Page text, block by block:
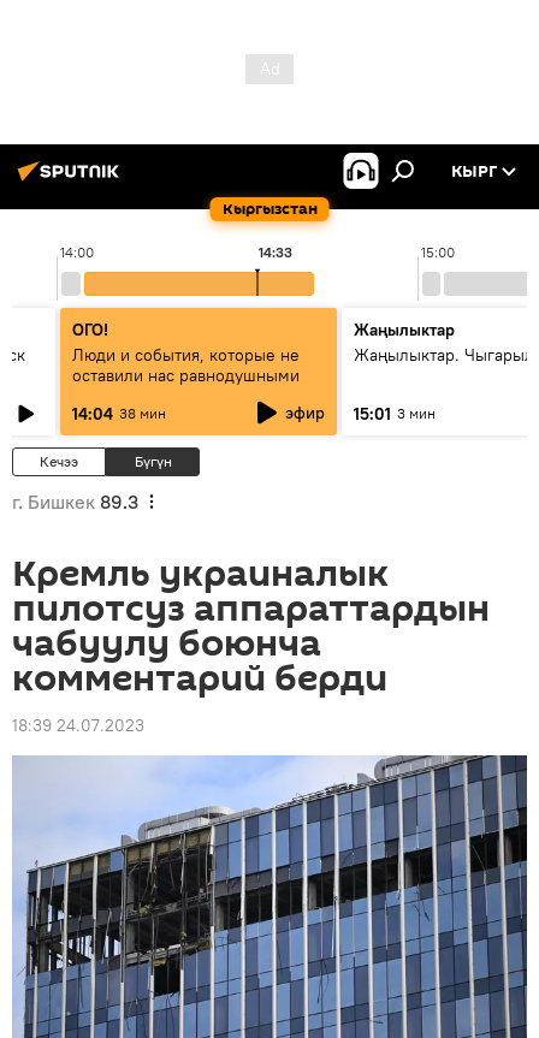
Кыргызстан
КЫРГ
14:00 15:00
14:33
ОГО!
Люди и события, которые не
оставили нас равнодушными
14:04 38 мин эфир
Жаңылыктар
Жаңылыктар.
15:01 3 мин
Кечээ Бүгүн
г. Бишкек 89.3
Кремль украиналык
пилотсуз аппараттардын
чабуулу боюнча
комментарий берди
18:39 24.07.2023